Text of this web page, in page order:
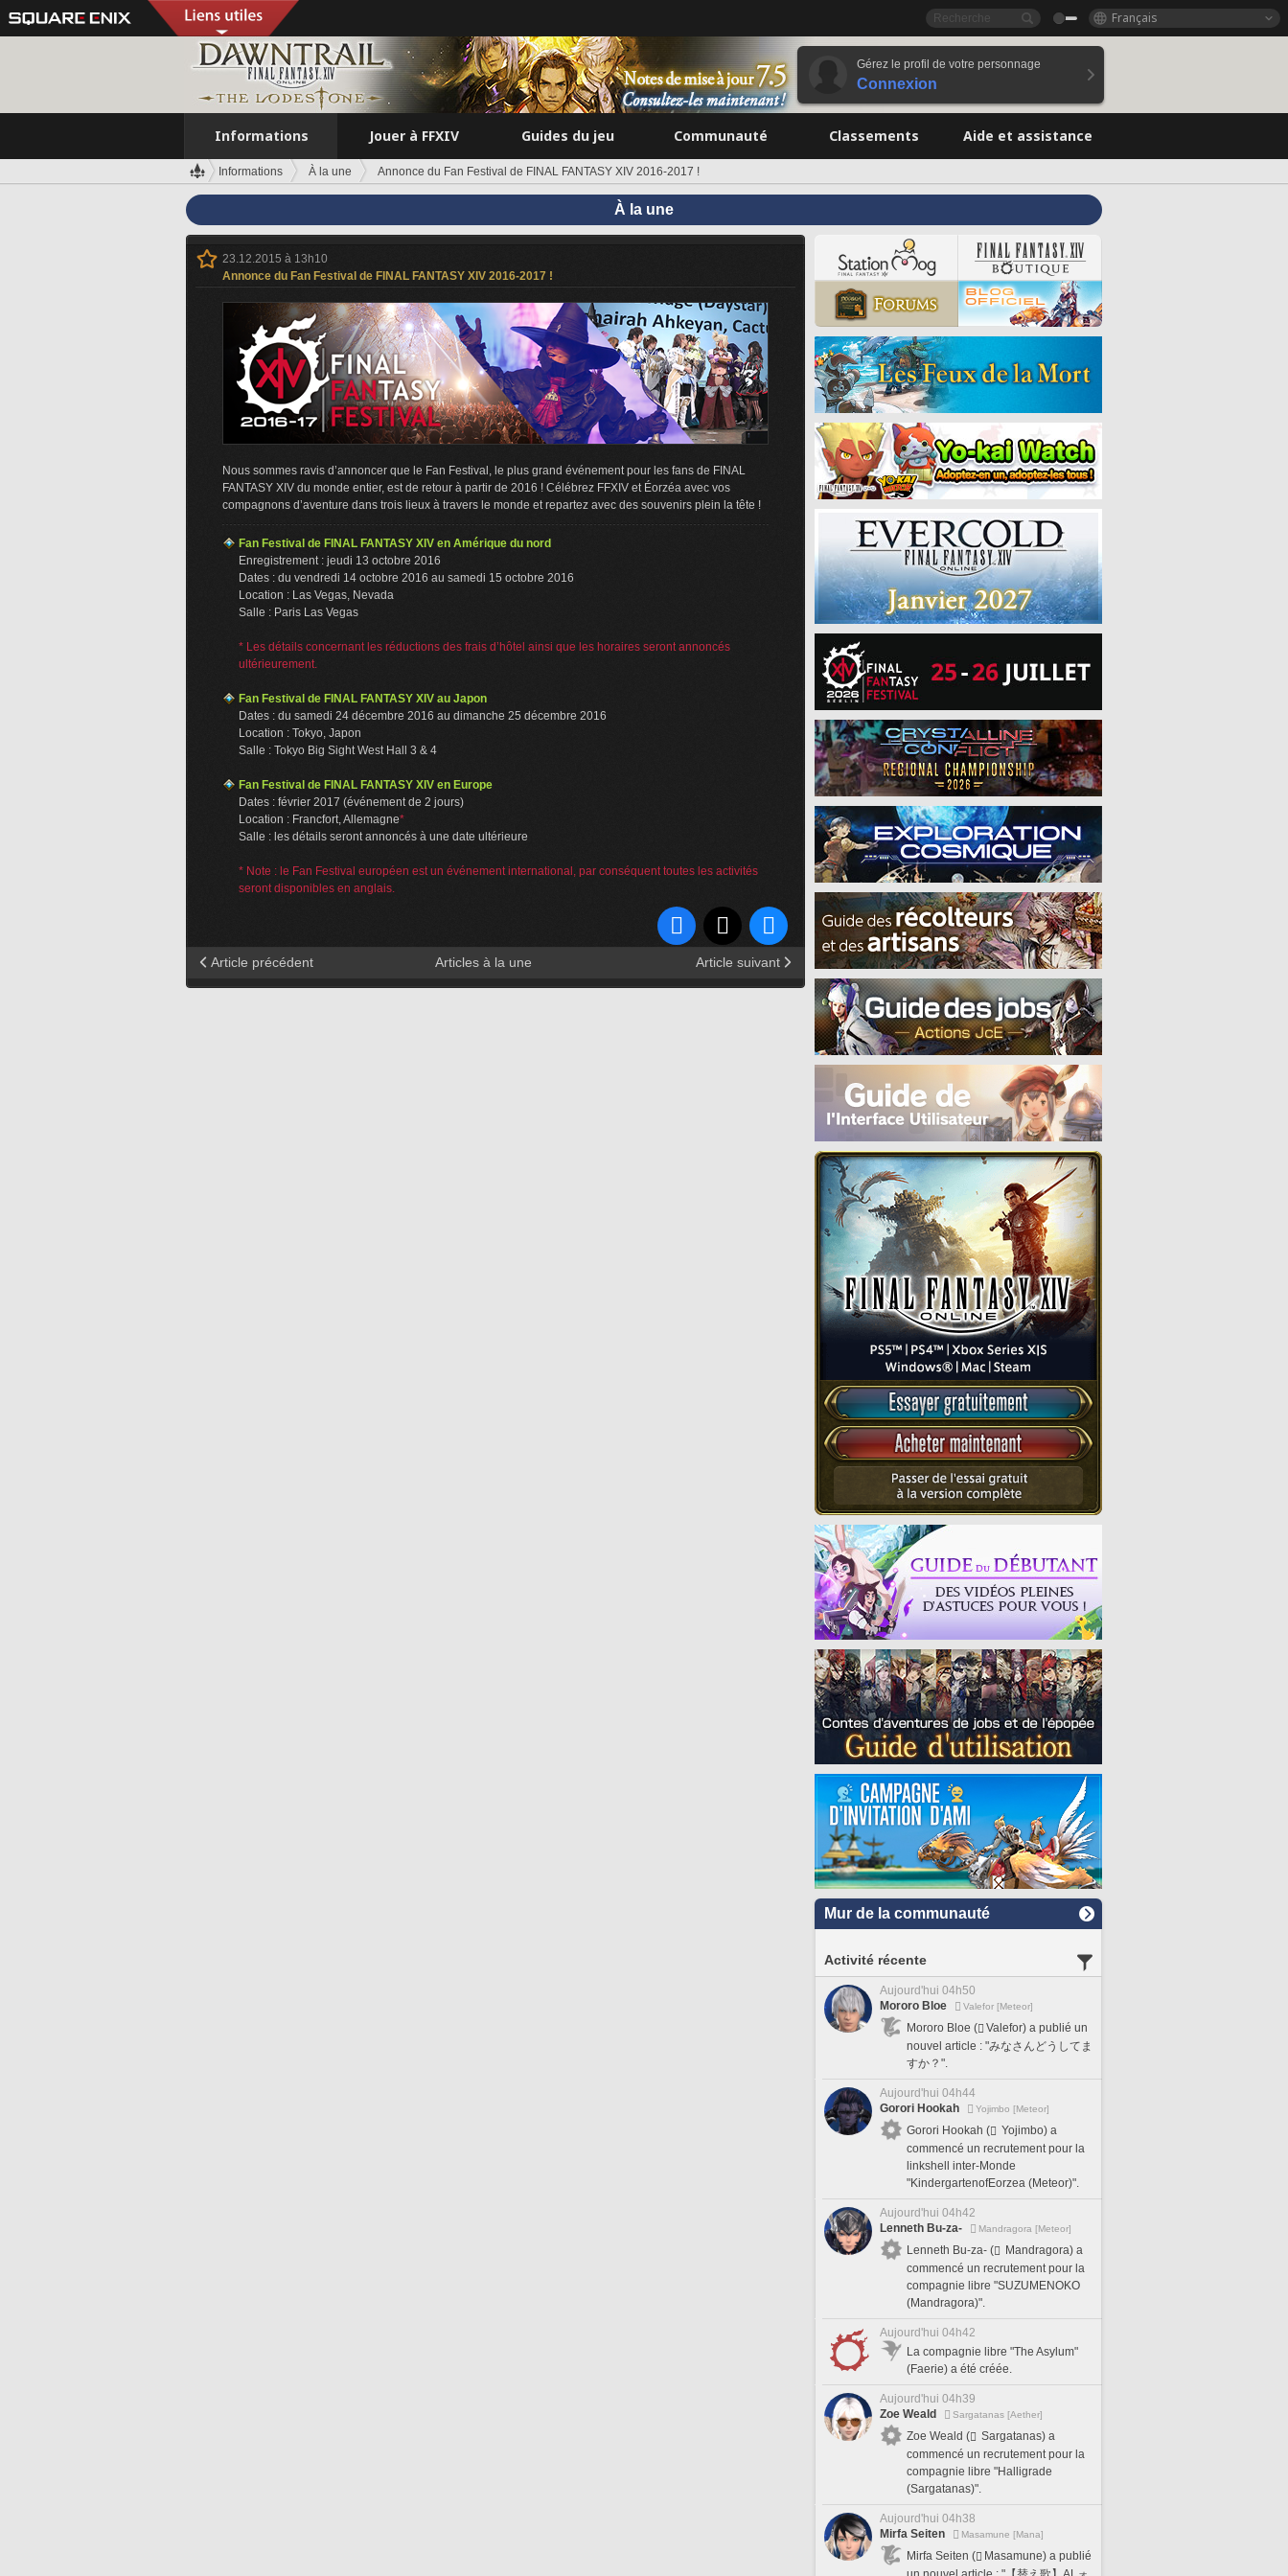
Français
Gérez le profil de votre personnage
Connexion
Informations Jouer à FFXIV Guides du jeu Communauté Classements Aide et assistance
Informations À la une Annonce du Fan Festival de FINAL FANTASY XIV 2016-2017 !
À la une
23.12.2015 à 13h10
Annonce du Fan Festival de FINAL FANTASY XIV 2016-2017 !
Nous sommes ravis d’annoncer que le Fan Festival, le plus grand événement pour les fans de FINAL
FANTASY XIV du monde entier, est de retour à partir de 2016 ! Célébrez FFXIV et Éorzéa avec vos
compagnons d’aventure dans trois lieux à travers le monde et repartez avec des souvenirs plein la tête !
Fan Festival de FINAL FANTASY XIV en Amérique du nord
Enregistrement : jeudi 13 octobre 2016
Dates : du vendredi 14 octobre 2016 au samedi 15 octobre 2016
Location : Las Vegas, Nevada
Salle : Paris Las Vegas
* Les détails concernant les réductions des frais d’hôtel ainsi que les horaires seront annoncés
ultérieurement.
Fan Festival de FINAL FANTASY XIV au Japon
Dates : du samedi 24 décembre 2016 au dimanche 25 décembre 2016
Location : Tokyo, Japon
Salle : Tokyo Big Sight West Hall 3 & 4
Fan Festival de FINAL FANTASY XIV en Europe
Dates : février 2017 (événement de 2 jours)
Location : Francfort, Allemagne*
Salle : les détails seront annoncés à une date ultérieure
* Note : le Fan Festival européen est un événement international, par conséquent toutes les activités
seront disponibles en anglais.
Article précédent Articles à la une Article suivant
Mur de la communauté
Activité récente
Aujourd'hui 04h50
Mororo Bloe
Valefor [Meteor]
Mororo Bloe (
Valefor) a publié un
nouvel article : "みなさんどうしてま
すか？".
Aujourd'hui 04h44
Gorori Hookah
Yojimbo [Meteor]
Gorori Hookah (
Yojimbo) a
commencé un recrutement pour la
linkshell inter-Monde
"KindergartenofEorzea (Meteor)".
Aujourd'hui 04h42
Lenneth Bu-za-
Mandragora [Meteor]
Lenneth Bu-za- (
Mandragora) a
commencé un recrutement pour la
compagnie libre "SUZUMENOKO
(Mandragora)".
Aujourd'hui 04h42
La compagnie libre "The Asylum"
(Faerie) a été créée.
Aujourd'hui 04h39
Zoe Weald
Sargatanas [Aether]
Zoe Weald (
Sargatanas) a
commencé un recrutement pour la
compagnie libre "Halligrade
(Sargatanas)".
Aujourd'hui 04h38
Mirfa Seiten
Masamune [Mana]
Mirfa Seiten (
Masamune) a publié